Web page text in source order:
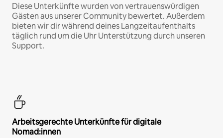
Diese Unterkünfte wurden von vertrauenswürdigen
Gästen aus unserer Community bewertet. Außerdem
bieten wir dir während deines Langzeitaufenthalts
täglich rund um die Uhr Unterstützung durch unseren
Support.
Arbeitsgerechte Unterkünfte für digitale
Nomad:innen